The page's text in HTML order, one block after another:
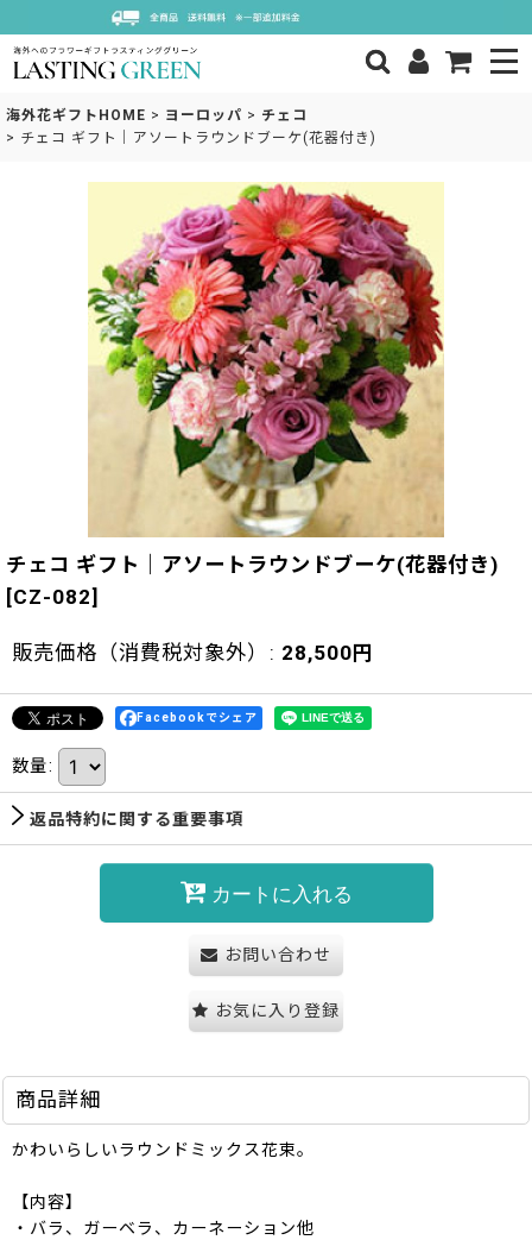
海外花ギフトHOME > ヨーロッパ > チェコ
> チェコ ギフト｜アソートラウンドブーケ(花器付き)
チェコ ギフト｜アソートラウンドブーケ(花器付き)
[CZ-082]
販売価格（消費税対象外） : 28,500 円
Facebookでシェア
数量:
返品特約に関する重要事項
カートに入れる
お問い合わせ
お気に入り登録
商品詳細
かわいらしいラウンドミックス花束。
【内容】
・バラ、ガーベラ、カーネーション他